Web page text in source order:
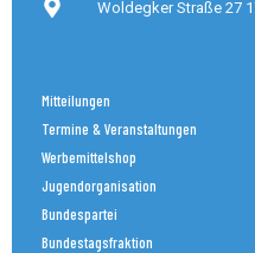
Woldegker Straße 27
Mitteilungen
Termine & Veranstaltungen
Werbemittelshop
Jugendorganisation
Bundespartei
Bundestagsfraktion